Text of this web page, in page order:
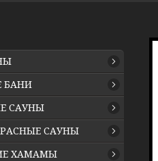
БАНИ
САУНЫ
САУНЫ
ХАМАМЫ